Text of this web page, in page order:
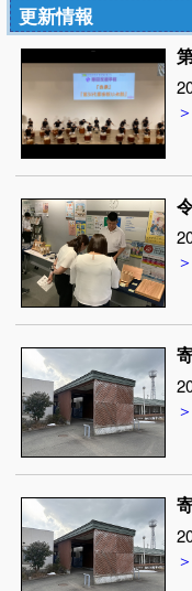
更新情報